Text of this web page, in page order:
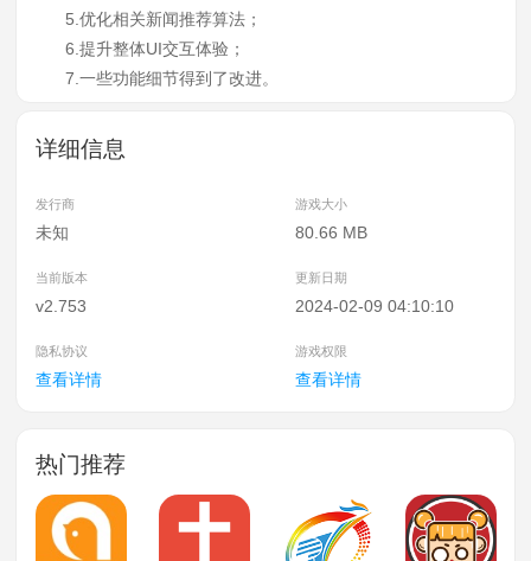
5.优化相关新闻推荐算法；
6.提升整体UI交互体验；
7.一些功能细节得到了改进。
详细信息
发行商 游戏大小
未知 80.66 MB
当前版本 更新日期
v2.753 2024-02-09 04:10:10
隐私协议 游戏权限
查看详情 查看详情
热门推荐